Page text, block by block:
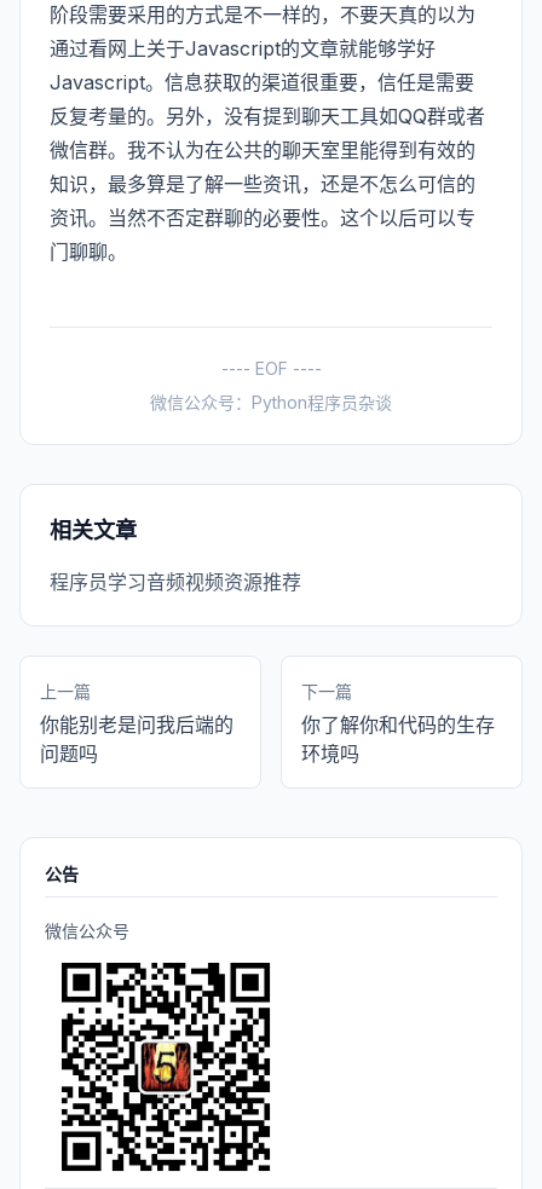
阶段需要采用的方式是不一样的，不要天真的以为
通过看网上关于Javascript的文章就能够学好
Javascript。信息获取的渠道很重要，信任是需要
反复考量的。另外，没有提到聊天工具如QQ群或者
微信群。我不认为在公共的聊天室里能得到有效的
知识，最多算是了解一些资讯，还是不怎么可信的
资讯。当然不否定群聊的必要性。这个以后可以专
门聊聊。
---- EOF ----
微信公众号：Python程序员杂谈
相关文章
程序员学习音频视频资源推荐
上一篇
你能别老是问我后端的
问题吗
下一篇
你了解你和代码的生存
环境吗
公告
微信公众号